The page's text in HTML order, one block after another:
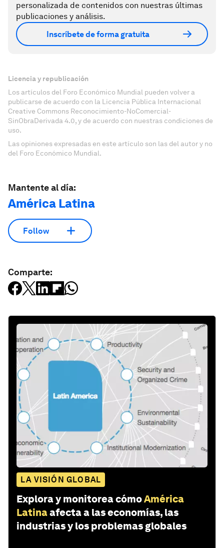
personalizada de contenidos con nuestras últimas
publicaciones y análisis.
Inscríbete de forma gratuita
Licencia y republicación
Los artículos del Foro Económico Mundial pueden volver a
publicarse de acuerdo con la Licencia Pública Internacional
Creative Commons Reconocimiento-NoComercial-
SinObraDerivada 4.0, y de acuerdo con nuestras condiciones de
uso.
Las opiniones expresadas en este artículo son las del autor y no
del Foro Económico Mundial.
Mantente al día:
América Latina
Follow
Comparte:
LA VISIÓN GLOBAL
Explora y monitorea cómoAmérica
Latinaafecta a las economías, las
industrias y los problemas globales